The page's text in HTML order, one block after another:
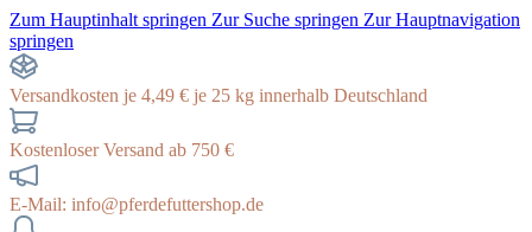
Zum Hauptinhalt springen Zur Suche springen Zur Hauptnavigation
springen
Versandkosten je 4,49 € je 25 kg innerhalb Deutschland
Kostenloser Versand ab 750 €
E-Mail: info@pferdefuttershop.de